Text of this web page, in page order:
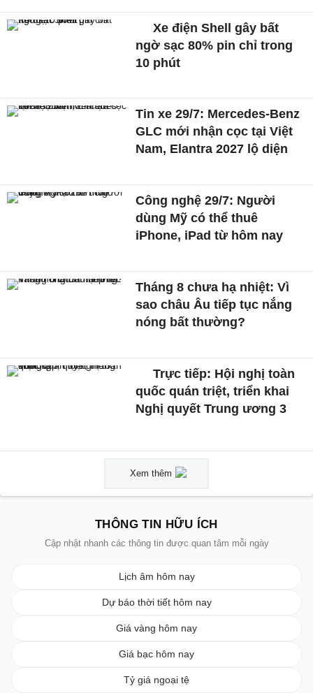
Xe điện Shell gây bất
ngờ sạc 80% pin chỉ trong
10 phút
Tin xe 29/7: Mercedes-Benz
GLC mới nhận cọc tại Việt
Nam, Elantra 2027 lộ diện
Công nghệ 29/7: Người
dùng Mỹ có thể thuê
iPhone, iPad từ hôm nay
Tháng 8 chưa hạ nhiệt: Vì
sao châu Âu tiếp tục nắng
nóng bất thường?
Trực tiếp: Hội nghị toàn
quốc quán triệt, triển khai
Nghị quyết Trung ương 3
Xem thêm
THÔNG TIN HỮU ÍCH
Cập nhật nhanh các thông tin được quan tâm mỗi ngày
Lịch âm hôm nay
Dự báo thời tiết hôm nay
Giá vàng hôm nay
Giá bạc hôm nay
Tỷ giá ngoại tệ